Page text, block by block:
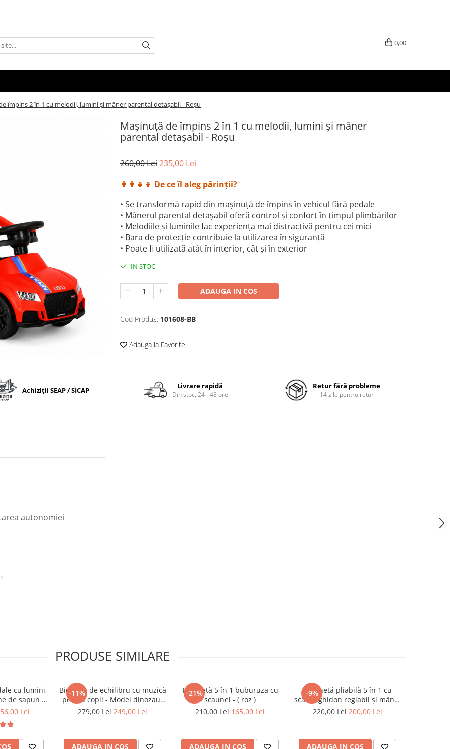
0,00
împins 2 în 1 cu melodii, lumini și mâner parental detașabil - Roșu
Mașinuță de împins 2 în 1 cu melodii, lumini și mâner
parental detașabil - Roșu
260,00 Lei235,00 Lei
👨‍👩‍👧‍👦 De ce îl aleg părinții?
• Se transformă rapid din mașinuță de împins în vehicul fără pedale
• Mânerul parental detașabil oferă control și confort în timpul plimbărilor
• Melodiile și luminile fac experiența mai distractivă pentru cei mici
• Bara de protecție contribuie la utilizarea în siguranță
• Poate fi utilizată atât în interior, cât și în exterior
IN STOC
ADAUGA IN COS
Cod Produs: 101608-BB
Adauga la Favorite
Achiziții SEAP / SICAP Livrare rapidă
Din stoc, 24 - 48 ore
Retur fără probleme
14 zile pentru retur
autonomiei
abilități
interactive
PRODUSE SIMILARE
cu lumini,
de sapun -
Lei
-11%
Bicicletă de echilibru cu muzică
pentru copii - Model dinozaur
verde
279,00 Lei249,00 Lei
ADAUGA IN COS
-21%
Trotinetă 5 în 1 buburuza cu
scaunel - ( roz )
210,00 Lei165,00 Lei
ADAUGA IN COS
-9%
Trotinetă pliabilă 5 în 1 cu
scaun, ghidon reglabil și mâner
parental - Roz
220,00 Lei200,00 Lei
ADAUGA IN COS